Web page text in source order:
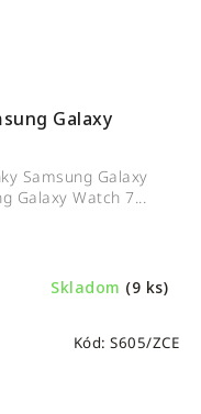
Galaxy
Skladom (9 ks)
Samsung Galaxy
Galaxy Watch 7...
Kód: S605/ZCE